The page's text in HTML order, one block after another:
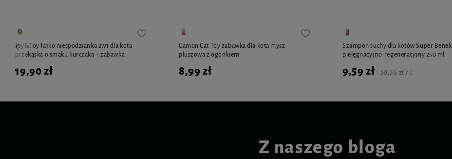
Joy&Toy Jajko niespodzianka 2w1 dla kota
przekąska o smaku kurczaka + zabawka
19,90 zł
Camon Cat Toy zabawka dla kota mysz
pluszowa z ogonkiem
8,99 zł
Szampon suchy dla kotów Super Benek
pielęgnacyjno-regeneracyjny 250 ml
9,59 zł 38,36 zł / l
Z naszego bloga